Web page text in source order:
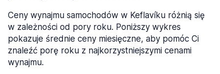
Ceny wynajmu samochodów w Keflavíku różnią się
w zależności od pory roku. Poniższy wykres
pokazuje średnie ceny miesięczne, aby pomóc Ci
znaleźć porę roku z najkorzystniejszymi cenami
wynajmu.